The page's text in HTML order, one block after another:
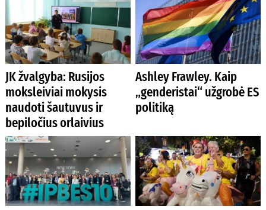
JK žvalgyba: Rusijos
moksleiviai mokysis
naudoti šautuvus ir
bepiločius orlaivius
Ashley Frawley. Kaip
„genderistai“ užgrobė ES
politiką